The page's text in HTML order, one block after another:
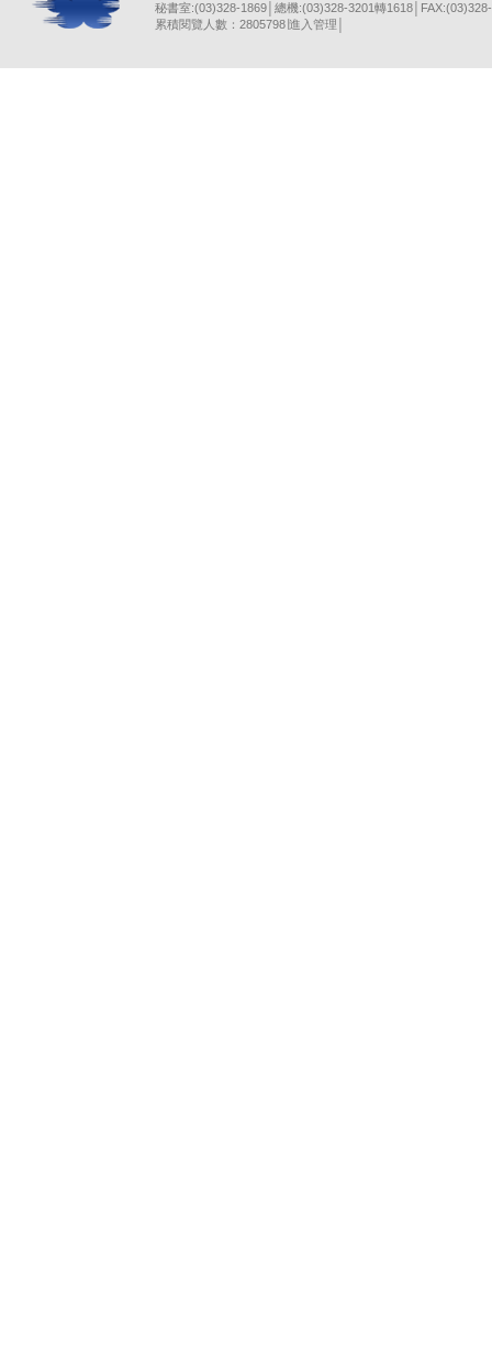
秘書室:(03)328-1869│總機:(03)328-3201轉
累積閱覽人數：2805798∣ 進入管理